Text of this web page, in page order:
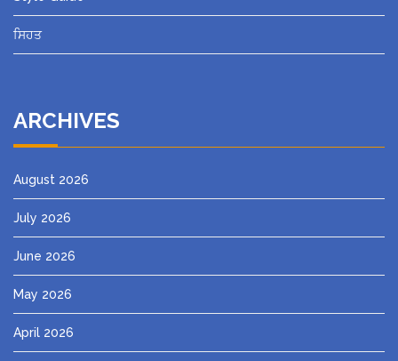
ਸਿਹਤ
ARCHIVES
August 2026
July 2026
June 2026
May 2026
April 2026